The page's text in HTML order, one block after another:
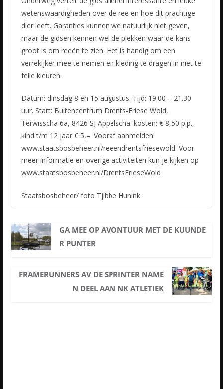
wetenswaardigheden over de ree en hoe dit prachtige
dier leeft. Garanties kunnen we natuurlijk niet geven,
maar de gidsen kennen wel de plekken waar de kans
groot is om reeën te zien. Het is handig om een
verrekijker mee te nemen en kleding te dragen in niet te
felle kleuren.
Datum: dinsdag 8 en 15 augustus. Tijd: 19.00 – 21.30
uur. Start: Buitencentrum Drents-Friese Wold,
Terwisscha 6a, 8426 SJ Appelscha. kosten: € 8,50 p.p.,
kind t/m 12 jaar € 5,–. Vooraf aanmelden:
www.staatsbosbeheer.nl/reeendrentsfriesewold. Voor
meer informatie en overige activiteiten kun je kijken op
www.staatsbosbeheer.nl/DrentsFrieseWold
Staatsbosbeheer/ foto Tjibbe Hunink
GA MEE OP AVONTUUR MET DE KUUNDE
R PUNTER
FRAMERUNNERS AV DE SPRINTER NAME
N DEEL AAN NK ATLETIEK